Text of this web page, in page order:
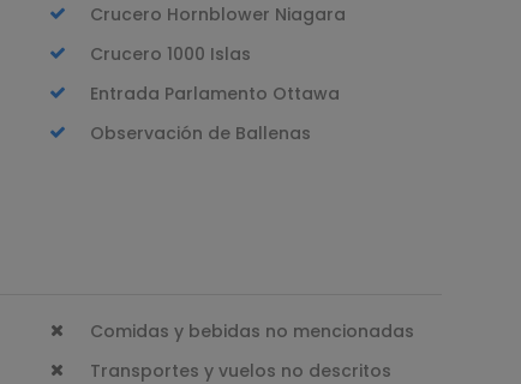
Crucero Hornblower Niagara
Crucero 1000 Islas
Entrada Parlamento Ottawa
Observación de Ballenas
Comidas y bebidas no mencionadas
Transportes y vuelos no descritos